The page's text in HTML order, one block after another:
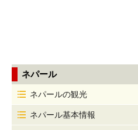
ネパール
ネパールの観光
ネパール基本情報